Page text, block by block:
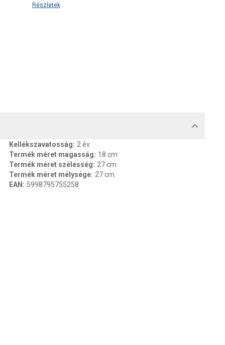
Részletek
Kellékszavatosság: 2 év
Termék méret magasság: 18 cm
Termék méret szélesség: 27 cm
Termék méret mélysége: 27 cm
EAN : 5998795755258